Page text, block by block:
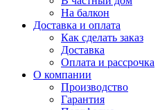
На балкон
Доставка и оплата
Как сделать заказ
Доставка
Оплата и рассрочка
О компании
Производство
Гарантия